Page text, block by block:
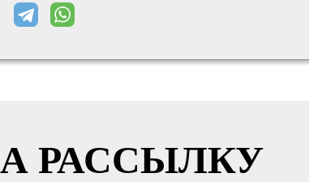
РАССЫЛКУ